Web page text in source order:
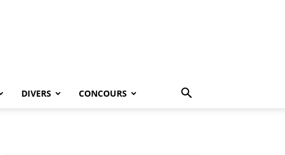
DIVERS CONCOURS